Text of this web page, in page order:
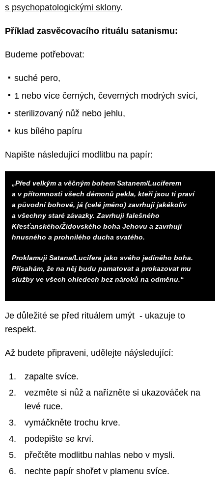
s psychopatologickými sklony.
Příklad zasvěcovacího rituálu satanismu:
Budeme potřebovat:
suché pero,
1 nebo více černých, čeverných modrých svící,
sterilizovaný nůž nebo jehlu,
kus bílého papíru
Napište následující modlitbu na papír:
„Před velkým a věčným bohem Satanem/Luciferem
a v přítomnosti všech démonů pekla, kteří jsou ti praví
a původní bohové, já (celé jméno) zavrhuji jakékoliv
a všechny staré závazky. Zavrhuji falešného
Křesťanského/Židovského boha Jehovu a zavrhuji
hnusného a prohnilého ducha svatého.
Proklamuji Satana/Lucifera jako svého jediného boha.
Přísahám, že na něj budu pamatovat a prokazovat mu
služby ve všech ohledech bez nároků na odměnu.“
Je důležité se před rituálem umýt - ukazuje to
respekt.
Až budete připraveni, udělejte náýsledující:
zapalte svíce.
vezměte si nůž a nařízněte si ukazováček na
levé ruce.
vymáčkněte trochu krve.
podepište se krví.
přečtěte modlitbu nahlas nebo v mysli.
nechte papír shořet v plamenu svíce.